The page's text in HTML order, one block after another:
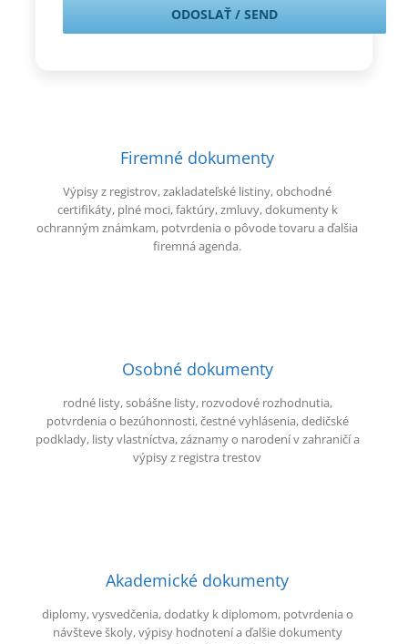
Firemné dokumenty
Výpisy z registrov, zakladateľské listiny, obchodné
certifikáty, plné moci, faktúry, zmluvy, dokumenty k
ochranným známkam, potvrdenia o pôvode tovaru a ďalšia
firemná agenda.
Osobné dokumenty
rodné listy, sobášne listy, rozvodové rozhodnutia,
potvrdenia o bezúhonnosti, čestné vyhlásenia, dedičské
podklady, listy vlastníctva, záznamy o narodení v zahraničí a
výpisy z registra trestov
Akademické dokumenty
diplomy, vysvedčenia, dodatky k diplomom, potvrdenia o
návšteve školy, výpisy hodnotení a ďalšie dokumenty